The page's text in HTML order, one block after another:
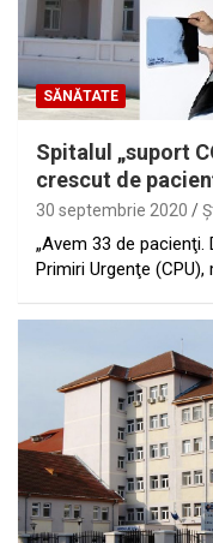
SĂNĂTATE
Spitalul „suport
crescut de
30 septembrie 2020
„Avem 33 de
Primiri Urgenţe